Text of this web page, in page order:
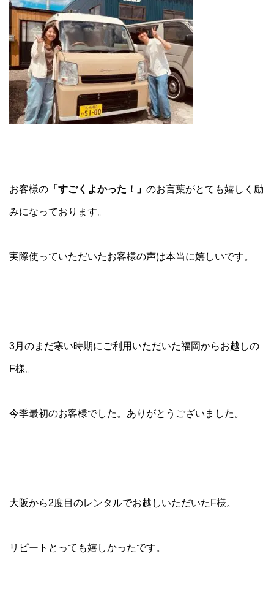
お客様の 「すごくよかった！」 のお言葉がとても嬉しく励
みになっております。
実際使っていただいたお客様の声は本当に嬉しいです。
3月のまだ寒い時期にご利用いただいた福岡からお越しの
F様。
今季最初のお客様でした。ありがとうございました。
大阪から2度目のレンタルでお越しいただいたF様。
リピートとっても嬉しかったです。